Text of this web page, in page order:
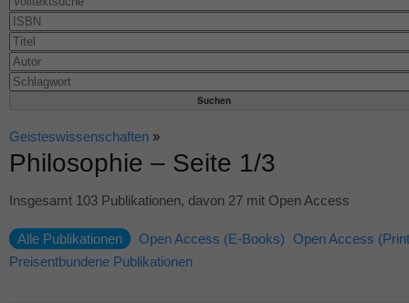
Geisteswissenschaften »
Philosophie – Seite 1/3
Insgesamt 103 Publikationen, davon 27 mit Open Access
Alle Publikationen Open Access (E-Books)
Open Access
Preisentbundene Publikationen